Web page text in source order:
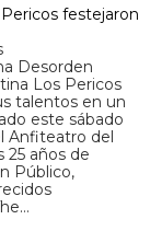
festejaron
Desorden
Los Pericos
talentos en un
este sábado
Anfiteatro del
25 años de
Público,